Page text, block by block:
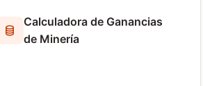
Calculadora de Ganancias
de Minería